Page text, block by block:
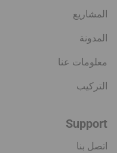
المشاريع
المدونة
معلومات عنا
التركيب
Support
اتصل بنا